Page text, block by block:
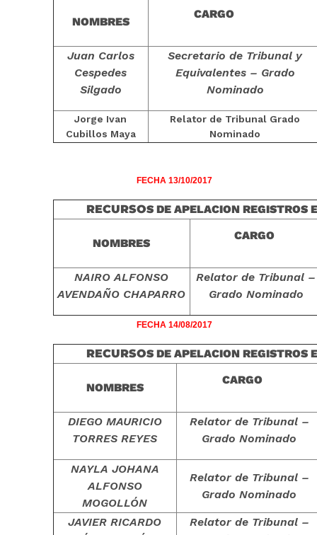
NOMBRES
CARGO
Juan Carlos
Cespedes
Silgado
Secretario de Tribunal y
Equivalentes – Grado
Nominado
Jorge Ivan
Cubillos Maya
Relator de Tribunal Grado
Nominado
FECHA 13/10/2017
RECURSOS DE APELACION REGISTROS
NOMBRES
CARGO
NAIRO ALFONSO
AVENDAÑO CHAPARRO
Relator de Tribunal –
Grado Nominado
FECHA 14/08/2017
RECURSOS DE APELACION REGISTROS
NOMBRES
CARGO
DIEGO MAURICIO
TORRES REYES
Relator de Tribunal –
Grado Nominado
NAYLA JOHANA
ALFONSO
MOGOLLÓN
Relator de Tribunal –
Grado Nominado
JAVIER RICARDO
Relator de Tribunal –